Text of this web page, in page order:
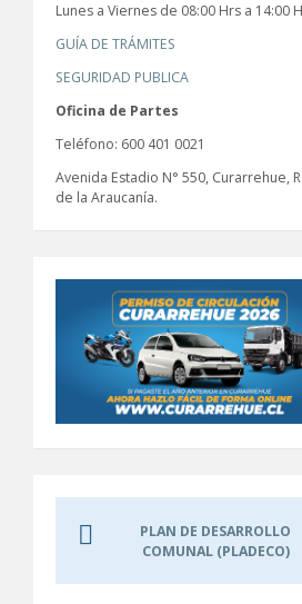
Lunes a Viernes de 08:00 Hrs a 14:00
GUÍA DE TRÁMITES
SEGURIDAD PUBLICA
Oficina de Partes
Teléfono: 600 401 0021
Avenida Estadio N° 550, Curarrehue,
de la Araucanía.
PLAN DE DESARROLLO
COMUNAL (PLADECO)